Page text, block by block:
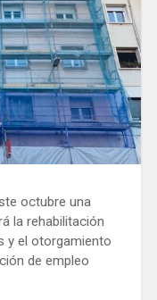
octubre una
la rehabilitación
y el otorgamiento
de empleo